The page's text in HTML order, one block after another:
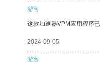
游客
这款加速器VPM应用程序
2024-09-05
游客